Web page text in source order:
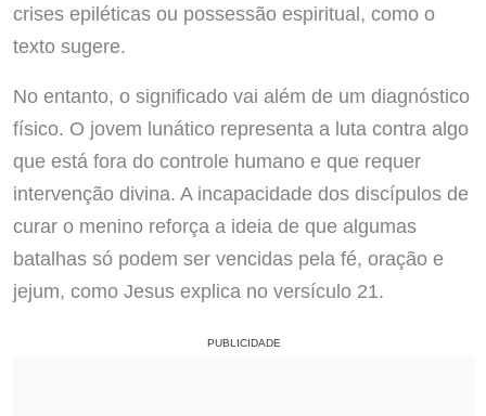
crises epiléticas ou possessão espiritual, como o
texto sugere.
No entanto, o significado vai além de um diagnóstico
físico. O jovem lunático representa a luta contra algo
que está fora do controle humano e que requer
intervenção divina. A incapacidade dos discípulos de
curar o menino reforça a ideia de que algumas
batalhas só podem ser vencidas pela fé, oração e
jejum, como Jesus explica no versículo 21.
PUBLICIDADE